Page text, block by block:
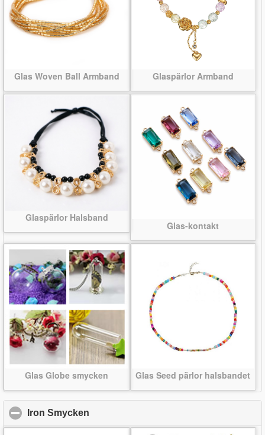
Glas Woven Ball Armband Glaspärlor Armband
Glaspärlor Halsband
Glas-kontakt
Glas Globe smycken Glas Seed pärlor halsbandet
Iron Smycken